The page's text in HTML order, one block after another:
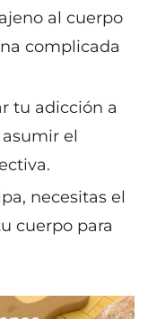
al cuerpo
complicada
tu adicción a
el
necesitas el
cuerpo para